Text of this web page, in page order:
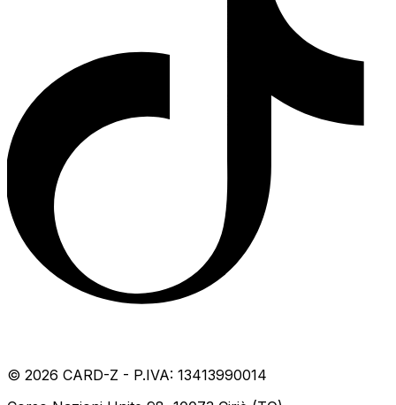
© 2026 CARD-Z - P.IVA: 13413990014